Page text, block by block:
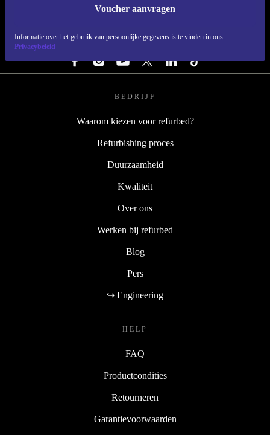
Voucher aanvragen
Informatie over het gebruik van persoonlijke gegevens is te vinden in ons
Privacybeleid
REFURBED NEDERLAND - RETHINK NEW.
VOLG ONS
BEDRIJF
Waarom kiezen voor refurbed?
Refurbishing proces
Duurzaamheid
Kwaliteit
Over ons
Werken bij refurbed
Blog
Pers
↪ Engineering
HELP
FAQ
Productcondities
Retourneren
Garantievoorwaarden